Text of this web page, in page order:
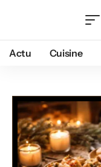
Actu Cuisine